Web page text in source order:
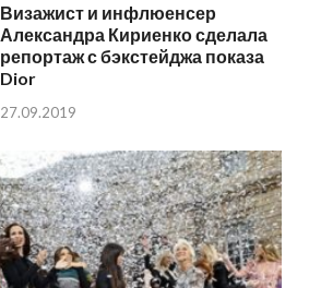
Визажист и инфлюенсер
Александра Кириенко сделала
репортаж с бэкстейджа показа
Dior
27.09.2019